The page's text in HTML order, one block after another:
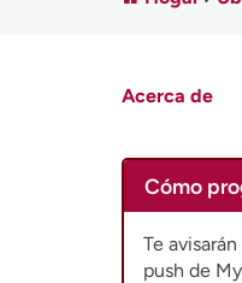
Acerca de
Cómo
Te
push de